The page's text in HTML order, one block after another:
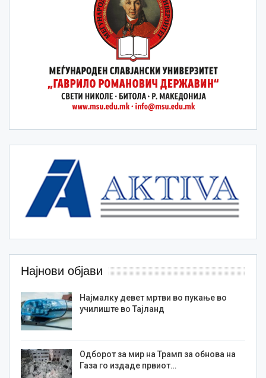
Најнови објави
Најмалку девет мртви во пукање во
училиште во Тајланд
Одборот за мир на Трамп за обнова на
Газа го издаде првиот…